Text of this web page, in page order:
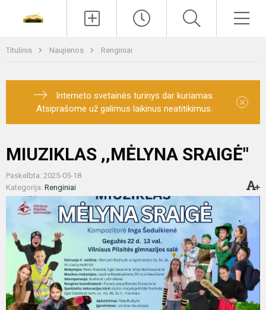
Titulinis Naujienos Renginiai
Interneto svetainės turinys dar kuriamas.
Atsiprašome už galimus laikinus neatitikimus.
×
MIUZIKLAS ,,MĖLYNA SRAIGĖ"
Paskelbta: 2025-05-18
Kategorija: Renginiai